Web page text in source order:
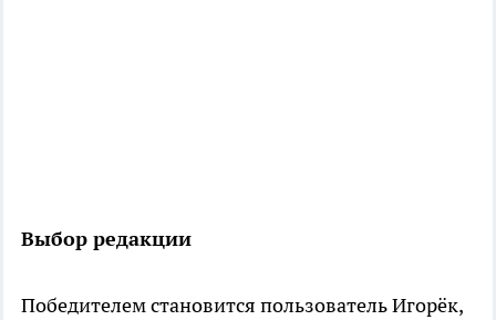
Выбор редакции
Победителем становится пользователь Игорёк,